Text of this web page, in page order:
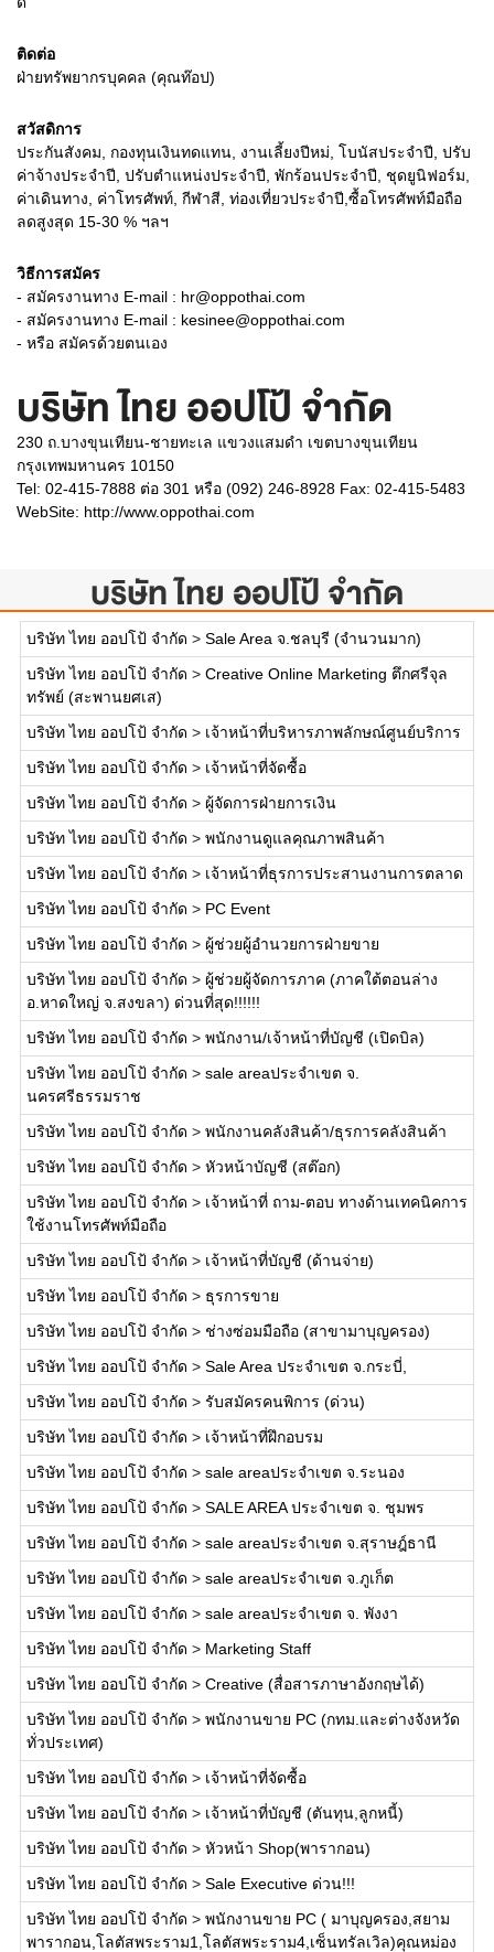
ติดต่อ
ฝ่ายทรัพยากรบุคคล (คุณท๊อป)
สวัสดิการ
ประกันสังคม, กองทุนเงินทดแทน, งานเลี้ยงปีหม่, โบนัสประจำปี, ปรับ
ค่าจ้างประจำปี, ปรับตำแหน่งประจำปี, พักร้อนประจำปี, ชุดยูนิฟอร์ม,
ค่าเดินทาง, ค่าโทรศัพท์, กีฬาสี, ท่องเที่ยวประจำปี,ซื้อโทรศัพท์มือถือ
ลดสูงสุด 15-30 % ฯลฯ
วิธีการสมัคร
- สมัครงานทาง E-mail : hr@oppothai.com
- สมัครงานทาง E-mail : kesinee@oppothai.com
- หรือ สมัครด้วยตนเอง
บริษัท ไทย ออปโป้ จำกัด
230 ถ.บางขุนเทียน-ชายทะเล แขวงแสมดำ เขตบางขุนเทียน
กรุงเทพมหานคร 10150
Tel: 02-415-7888 ต่อ 301 หรือ (092) 246-8928 Fax: 02-415-5483
WebSite: http://www.oppothai.com
บริษัท ไทย ออปโป้ จำกัด
บริษัท ไทย ออปโป้ จำกัด > Sale Area จ.ชลบุรี (จำนวนมาก)
บริษัท ไทย ออปโป้ จำกัด > Creative Online Marketing ตึกศรีจุล
ทรัพย์ (สะพานยศเส)
บริษัท ไทย ออปโป้ จำกัด > เจ้าหน้าที่บริหารภาพลักษณ์ศูนย์บริการ
บริษัท ไทย ออปโป้ จำกัด > เจ้าหน้าที่จัดซื้อ
บริษัท ไทย ออปโป้ จำกัด > ผู้จัดการฝ่ายการเงิน
บริษัท ไทย ออปโป้ จำกัด > พนักงานดูแลคุณภาพสินค้า
บริษัท ไทย ออปโป้ จำกัด > เจ้าหน้าที่ธุรการประสานงานการตลาด
บริษัท ไทย ออปโป้ จำกัด > PC Event
บริษัท ไทย ออปโป้ จำกัด > ผู้ช่วยผู้อำนวยการฝ่ายขาย
บริษัท ไทย ออปโป้ จำกัด > ผู้ช่วยผู้จัดการภาค (ภาคใต้ตอนล่าง
อ.หาดใหญ่ จ.สงขลา) ด่วนที่สุด!!!!!!
บริษัท ไทย ออปโป้ จำกัด > พนักงาน/เจ้าหน้าที่บัญชี (เปิดบิล)
บริษัท ไทย ออปโป้ จำกัด > sale areaประจำเขต จ.
นครศรีธรรมราช
บริษัท ไทย ออปโป้ จำกัด > พนักงานคลังสินค้า/ธุรการคลังสินค้า
บริษัท ไทย ออปโป้ จำกัด > หัวหน้าบัญชี (สต๊อก)
บริษัท ไทย ออปโป้ จำกัด > เจ้าหน้าที่ ถาม-ตอบ ทางด้านเทคนิคการ
ใช้งานโทรศัพท์มือถือ
บริษัท ไทย ออปโป้ จำกัด > เจ้าหน้าที่บัญชี (ด้านจ่าย)
บริษัท ไทย ออปโป้ จำกัด > ธุรการขาย
บริษัท ไทย ออปโป้ จำกัด > ช่างซ่อมมือถือ (สาขามาบุญครอง)
บริษัท ไทย ออปโป้ จำกัด > Sale Area ประจำเขต จ.กระบี่,
บริษัท ไทย ออปโป้ จำกัด > รับสมัครคนพิการ (ด่วน)
บริษัท ไทย ออปโป้ จำกัด > เจ้าหน้าที่ฝึกอบรม
บริษัท ไทย ออปโป้ จำกัด > sale areaประจำเขต จ.ระนอง
บริษัท ไทย ออปโป้ จำกัด > SALE AREA ประจำเขต จ. ชุมพร
บริษัท ไทย ออปโป้ จำกัด > sale areaประจำเขต จ.สุราษฎ์ธานี
บริษัท ไทย ออปโป้ จำกัด > sale areaประจำเขต จ.ภูเก็ต
บริษัท ไทย ออปโป้ จำกัด > sale areaประจำเขต จ. พังงา
บริษัท ไทย ออปโป้ จำกัด > Marketing Staff
บริษัท ไทย ออปโป้ จำกัด > Creative (สื่อสารภาษาอังกฤษได้)
บริษัท ไทย ออปโป้ จำกัด > พนักงานขาย PC (กทม.และต่างจังหวัด
ทั่วประเทศ)
บริษัท ไทย ออปโป้ จำกัด > เจ้าหน้าที่จัดซื้อ
บริษัท ไทย ออปโป้ จำกัด > เจ้าหน้าที่บัญชี (ตันทุน,ลูกหนี้)
บริษัท ไทย ออปโป้ จำกัด > หัวหน้า Shop(พารากอน)
บริษัท ไทย ออปโป้ จำกัด > Sale Executive ด่วน!!!
บริษัท ไทย ออปโป้ จำกัด > พนักงานขาย PC ( มาบุญครอง,สยาม
พารากอน,โลตัสพระราม1,โลตัสพระราม4,เซ็นทรัลเวิล)คุณหม่อง